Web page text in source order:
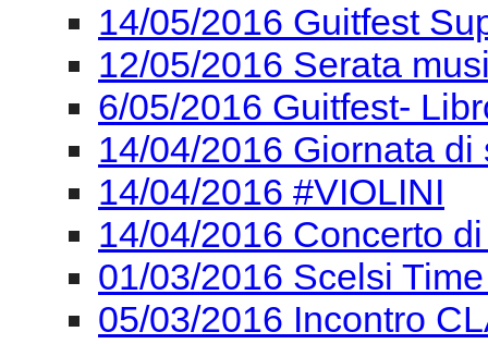
14/05/2016 Guitfest
12/05/2016 Serata
6/05/2016 Guitfest-
14/04/2016 Giornata
14/04/2016 #VIOLINI
14/04/2016 Concerto
01/03/2016 Scelsi
05/03/2016 Incontro